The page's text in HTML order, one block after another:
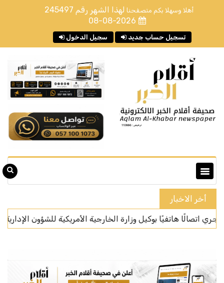
أهلا وسهلا بكم متصفحنا لهذا الشهر رقم 245497
08-08-2026
سجيل الدخول تسجيل حساب جديد
أخر الاخبار
هاتفيًا بوكيل وزارة الخارجية الأمريكية للشؤون الإدارية